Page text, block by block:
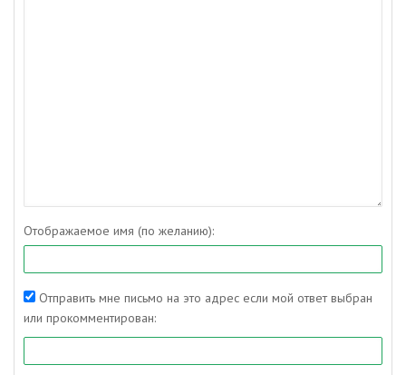
Отображаемое имя (по желанию):
Отправить мне письмо на это адрес если мой ответ выбран
или прокомментирован: